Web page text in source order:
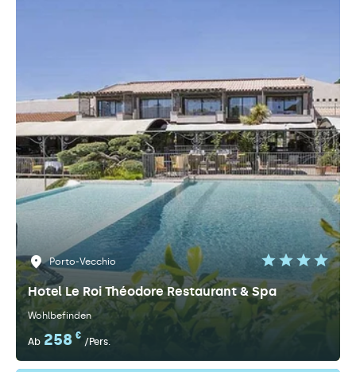
Porto-Vecchio
Hotel Le Roi Théodore Restaurant & Spa
Wohlbefinden
Ab 258 €
/Pers.